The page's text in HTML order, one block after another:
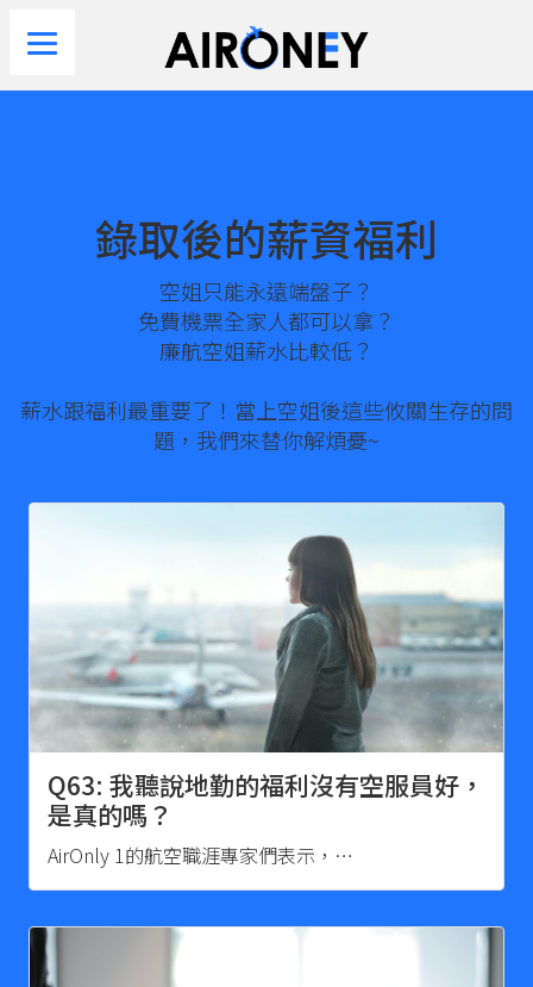
錄取後的薪資福利
空姐只能永遠端盤子？
免費機票全家人都可以拿？
廉航空姐薪水比較低？
薪水跟福利最重要了！當上空姐後這些攸關生存的問
題，我們來替你解煩憂~
Q63: 我聽說地勤的福利沒有空服員好，
是真的嗎？
AirOnly 1的航空職涯專家們表示，…